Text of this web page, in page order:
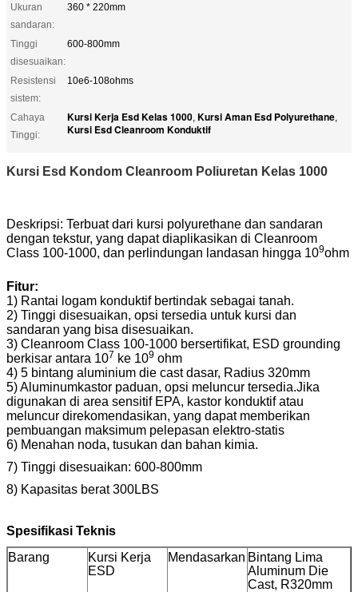
Ukuran
sandaran:
360 * 220mm
Tinggi
disesuaikan:
600-800mm
Resistensi
sistem:
10e6-108ohms
Cahaya
Tinggi:
Kursi Kerja Esd Kelas 1000, Kursi Aman Esd Polyurethane,
Kursi Esd Cleanroom Konduktif
Kursi Esd Kondom Cleanroom Poliuretan Kelas 1000
Deskripsi: Terbuat dari kursi polyurethane dan sandaran
dengan tekstur, yang dapat diaplikasikan di Cleanroom
Class 100-1000, dan perlindungan landasan hingga 109ohm
Fitur:
1) Rantai logam konduktif bertindak sebagai tanah.
2) Tinggi disesuaikan, opsi tersedia untuk kursi dan
sandaran yang bisa disesuaikan.
3) Cleanroom Class 100-1000 bersertifikat, ESD grounding
berkisar antara 107 ke 109 ohm
4) 5 bintang aluminium die cast dasar, Radius 320mm
5) A luminumkastor paduan, opsi meluncur tersedia.Jika
digunakan di area sensitif EPA, kastor konduktif atau
meluncur direkomendasikan, yang dapat memberikan
pembuangan maksimum pelepasan elektro-statis
6) Menahan noda, tusukan dan bahan kimia.
7) Tinggi disesuaikan: 600-800mm
8) Kapasitas berat 300LBS
Spesifikasi Teknis
Barang
Kursi Kerja
ESD
Mendasarkan Bintang Lima
A luminum Die
Cast, R320mm